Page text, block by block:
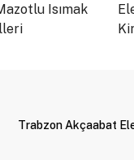
Isımak
Trabzon Akçaabat